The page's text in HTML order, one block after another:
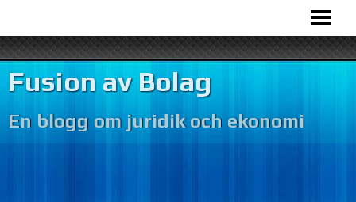
BOLAGSFUSION
VÅR VERKSAMHET
BOKFÖRING
Fusion av Bolag
En blogg om juridik och ekonomi